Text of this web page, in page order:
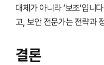
대체가 아니라 ‘보조’입니
고, 보안 전문가는 전략과
결론